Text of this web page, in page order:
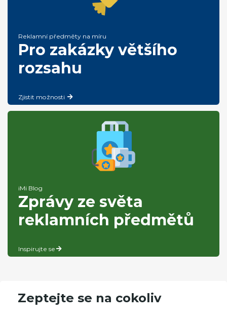
Reklamní předměty na míru
Pro zakázky většího
rozsahu
Zjistit možnosti
iMi Blog
Zprávy ze světa
reklamních předmětů
Inspirujte se
Zeptejte se na cokoliv